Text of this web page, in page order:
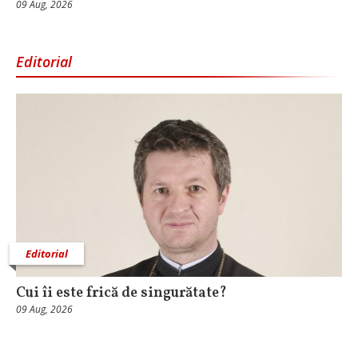
09 Aug, 2026
Editorial
Editorial
Cui îi este frică de singurătate?
09 Aug, 2026